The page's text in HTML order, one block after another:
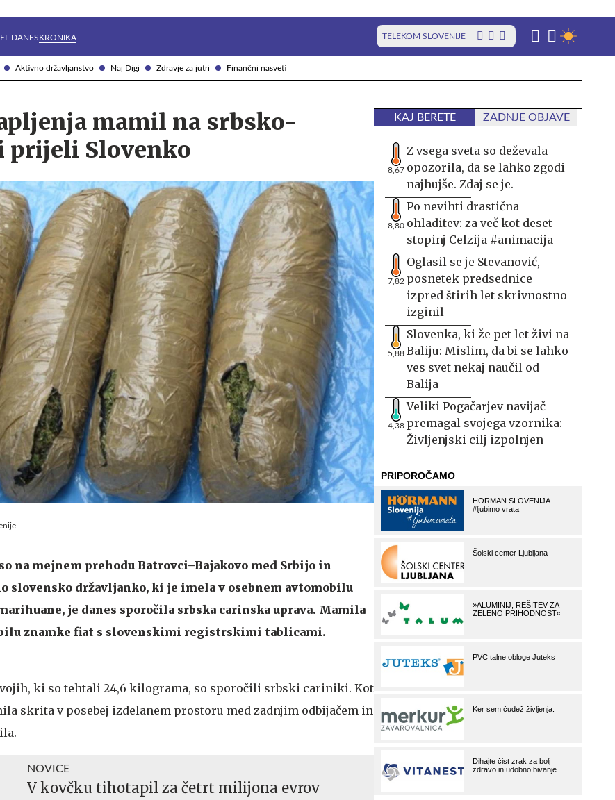
Aktivno državljanstvo Naj Digi Zdravje za jutri Finančni nasveti
DANESKRONIKA TELEKOM SLOVENIJE
mamil na srbsko-
prijeli Slovenko
na mejnem prehodu Batrovci–Bajakovo med Srbijo in
slovensko državljanko, ki je imela v osebnem avtomobilu
je danes sporočila srbska carinska uprava. Mamila
znamke fiat s slovenskimi registrskimi tablicami.
ki so tehtali 24,6 kilograma, so sporočili srbski cariniki. Kot
skrita v posebej izdelanem prostoru med zadnjim odbijačem in
NOVICE
V kovčku tihotapil za četrt milijona evrov
KAJ BERETE ZADNJE OBJAVE
8,67
Z vsega sveta so deževala
opozorila, da se lahko zgodi
najhujše. Zdaj se je.
8,80
Po nevihti drastična
ohladitev: za več kot deset
stopinj Celzija #animacija
7,82
Oglasil se je Stevanović,
posnetek predsednice
izpred štirih let skrivnostno
izginil
5,88
Slovenka, ki že pet let živi na
Baliju: Mislim, da bi se lahko
ves svet nekaj naučil od
Balija
4,38
Veliki Pogačarjev navijač
premagal svojega vzornika:
Življenjski cilj izpolnjen